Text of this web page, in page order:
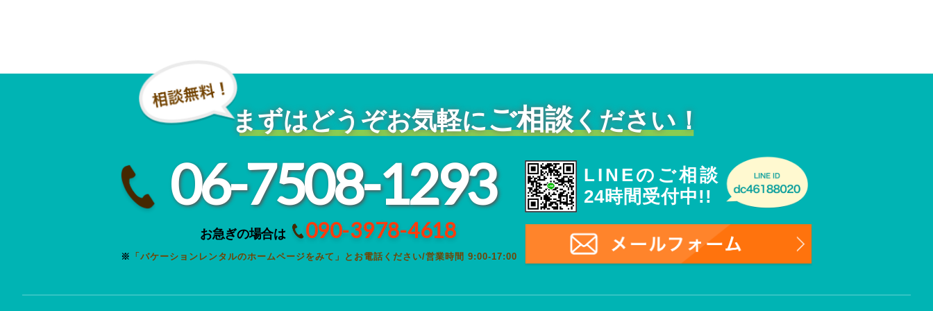
まずはどうぞお気軽にご相談ください！
06-7508-1293
お急ぎの場合は 090-3978-4618
※ 「バケーションレンタルのホームページをみて」とお電話ください/営業時間 9:00-17:00
LINEのご相談
24時間受付中!!